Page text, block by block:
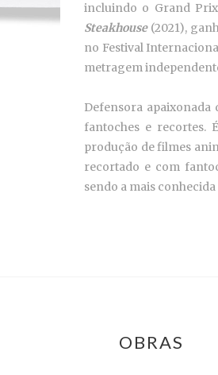
incluindo o Grand
Steakhouse(2021),
no Festival
metragem
Defensora apaixonada
fantoches e recortes.
produção de filmes
recortado e com
sendo a mais conhecida
OBRAS